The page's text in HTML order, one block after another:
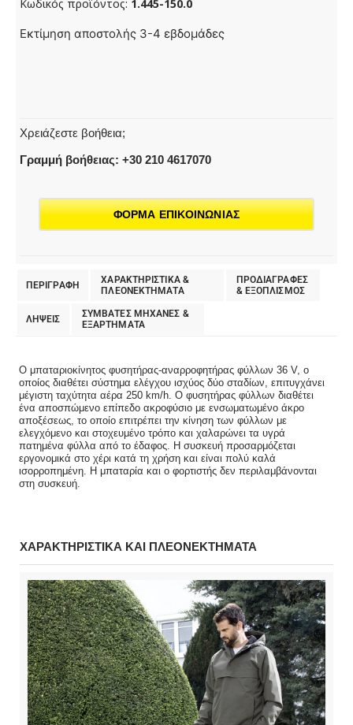
Κωδικός προϊόντος: 1.445-150.0
Εκτίμηση αποστολής 3-4 εβδομάδες
Χρειάζεστε βοήθεια;
Γραμμή βοήθειας: +30 210 4617070
ΦΟΡΜΑ ΕΠΙΚΟΙΝΩΝΙΑΣ
ΠΕΡΙΓΡΑΦΗ
ΧΑΡΑΚΤΗΡΙΣΤΙΚΑ &
ΠΛΕΟΝΕΚΤΗΜΑΤΑ
ΠΡΟΔΙΑΓΡΑΦΕΣ
& EΞΟΠΛΙΣΜΟΣ
ΛΗΨΕΙΣ
ΣΥΜΒΑΤΕΣ ΜΗΧΑΝΕΣ &
ΕΞΑΡΤΗΜΑΤΑ
Ο μπαταριοκίνητος φυσητήρας-αναρροφητήρας φύλλων 36 V, ο
οποίος διαθέτει σύστημα ελέγχου ισχύος δύο σταδίων, επιτυγχάνει
μέγιστη ταχύτητα αέρα 250 km/h. Ο φυσητήρας φύλλων διαθέτει
ένα αποσπώμενο επίπεδο ακροφύσιο με ενσωματωμένο άκρο
αποξέσεως, το οποίο επιτρέπει την κίνηση των φύλλων με
ελεγχόμενο και στοχευμένο τρόπο και χαλαρώνει τα υγρά
πατημένα φύλλα από το έδαφος. Η συσκευή προσαρμόζεται
εργονομικά στο χέρι κατά τη χρήση και είναι πολύ καλά
ισορροπημένη. Η μπαταρία και ο φορτιστής δεν περιλαμβάνονται
στη συσκευή.
ΧΑΡΑΚΤΗΡΙΣΤΙΚΑ ΚΑΙ ΠΛΕΟΝΕΚΤΗΜΑΤΑ